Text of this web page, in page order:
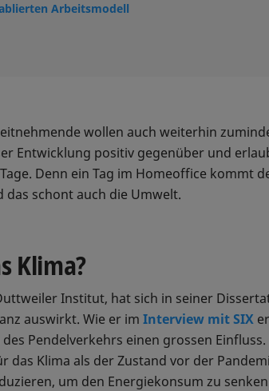
Arbeitsmodell
wollen auch weiterhin
Entwicklung positiv gegenüber und
Denn ein Tag im Homeoffice kommt
schont auch die Umwelt.
Klima?
Institut, hat sich in seiner
auswirkt. Wie er im Interview mit SIX
Pendelverkehrs einen grossen
das Klima als der Zustand vor der
um den Energiekonsum zu